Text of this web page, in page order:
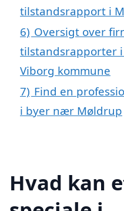
tilstandsrapport i
6) Oversigt over
tilstandsrapporter
Viborg kommune
7) Find en
i byer nær Møldrup
Hvad kan